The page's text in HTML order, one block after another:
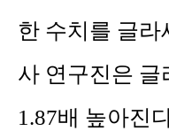
한 수치를 글
사 연구진은
1.87배 높아진